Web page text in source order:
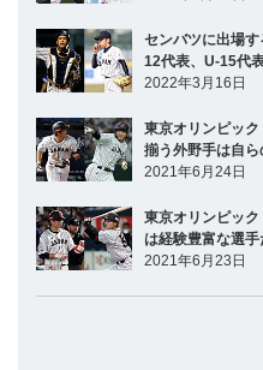
センバツに出場
12代表、U-15代
2022年3月16日
東京オリンピッ
揃う外野手は自
2021年6月24日
東京オリンピッ
は経験豊富な選
2021年6月23日